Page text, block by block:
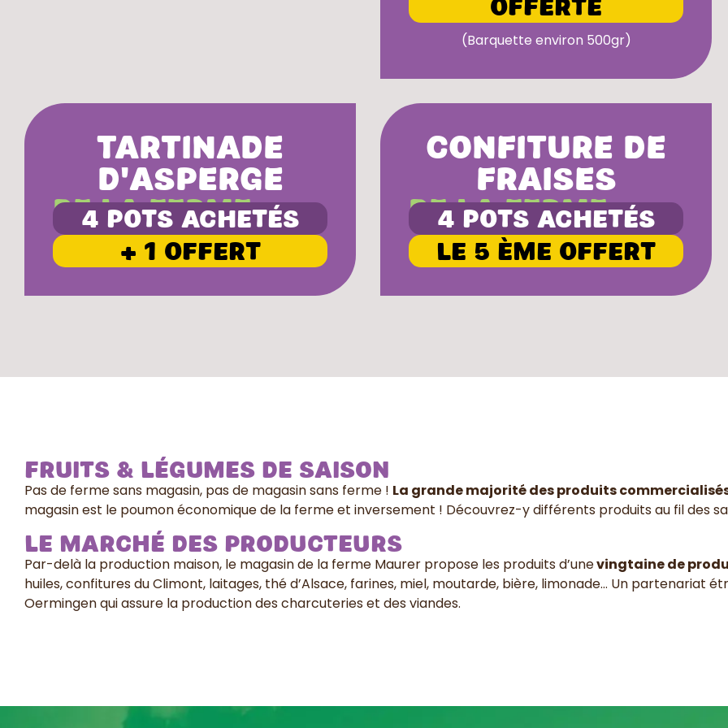
offerte
(Barquette environ 500gr)
Tartinade
d'asperge
De la ferme
4 pots achetés
+ 1 offert
Confiture de
fraises
De la ferme
4 pots achetés
Le 5 ème offert
Fruits & légumes de saison
Pas de ferme sans magasin, pas de magasin sans ferme ! La grande majorité des produits
magasin est le poumon économique de la ferme et inversement ! Découvrez-y différents produits au fil des
LE MARCHÉ DES PRODUCTEURS
Par-delà la production maison, le magasin de la ferme Maurer propose les produits d’unevingtaine de
huiles, confitures du Climont, laitages, thé d’Alsace, farines, miel, moutarde, bière, limonade… Un partenariat
Oermingen qui assure la production des charcuteries et des viandes.